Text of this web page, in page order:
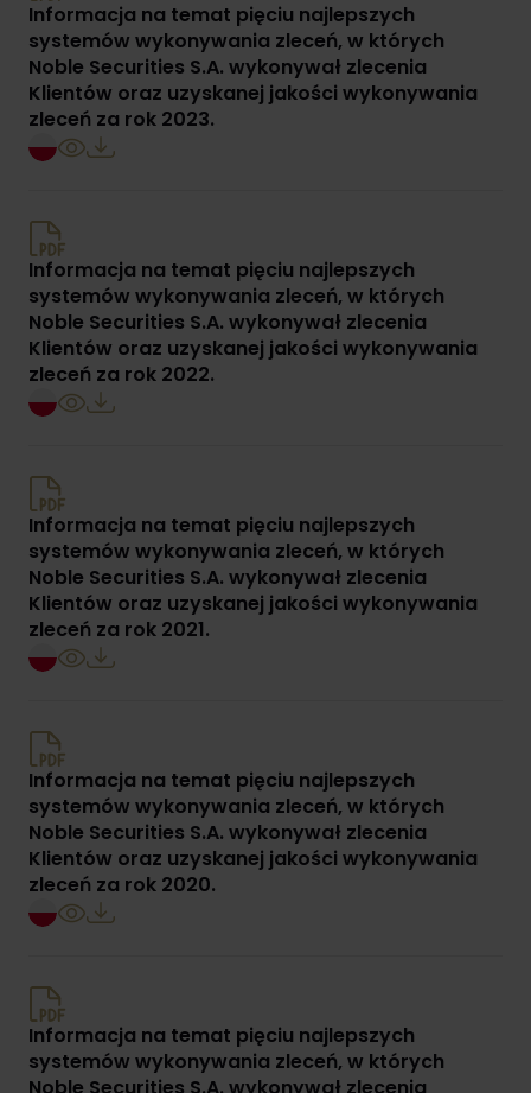
Informacja na temat pięciu najlepszych
systemów wykonywania zleceń, w których
Noble Securities S.A. wykonywał zlecenia
Klientów oraz uzyskanej jakości wykonywania
zleceń za rok 2023.
Informacja na temat pięciu najlepszych
systemów wykonywania zleceń, w których
Noble Securities S.A. wykonywał zlecenia
Klientów oraz uzyskanej jakości wykonywania
zleceń za rok 2022.
Informacja na temat pięciu najlepszych
systemów wykonywania zleceń, w których
Noble Securities S.A. wykonywał zlecenia
Klientów oraz uzyskanej jakości wykonywania
zleceń za rok 2021.
Informacja na temat pięciu najlepszych
systemów wykonywania zleceń, w których
Noble Securities S.A. wykonywał zlecenia
Klientów oraz uzyskanej jakości wykonywania
zleceń za rok 2020.
Informacja na temat pięciu najlepszych
systemów wykonywania zleceń, w których